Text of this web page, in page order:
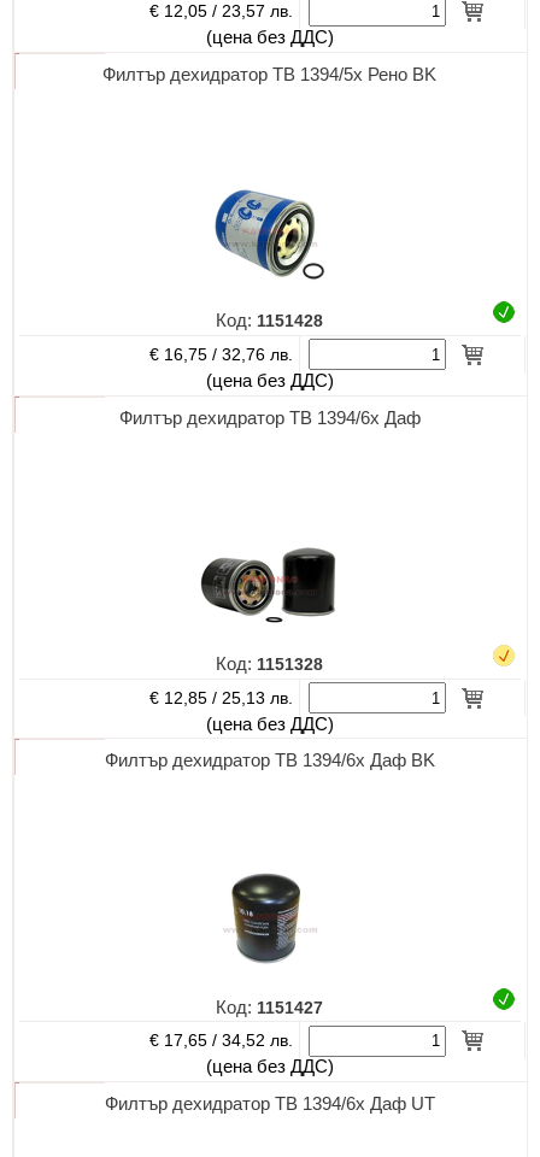
€ 12,05 / 23,57 лв.
(цена без ДДС)
Филтър дехидратор TB 1394/5х Рено BK
Код: 1151428
€ 16,75 /32,76 лв.
(цена без ДДС)
Филтър дехидратор TB 1394/6х Даф
Код: 1151328
€ 12,85 / 25,13 лв.
(цена без ДДС)
Филтър дехидратор TB 1394/6х Даф BK
Код: 1151427
€ 17,65 /34,52 лв.
(цена без ДДС)
Филтър дехидратор TB 1394/6х Даф UT